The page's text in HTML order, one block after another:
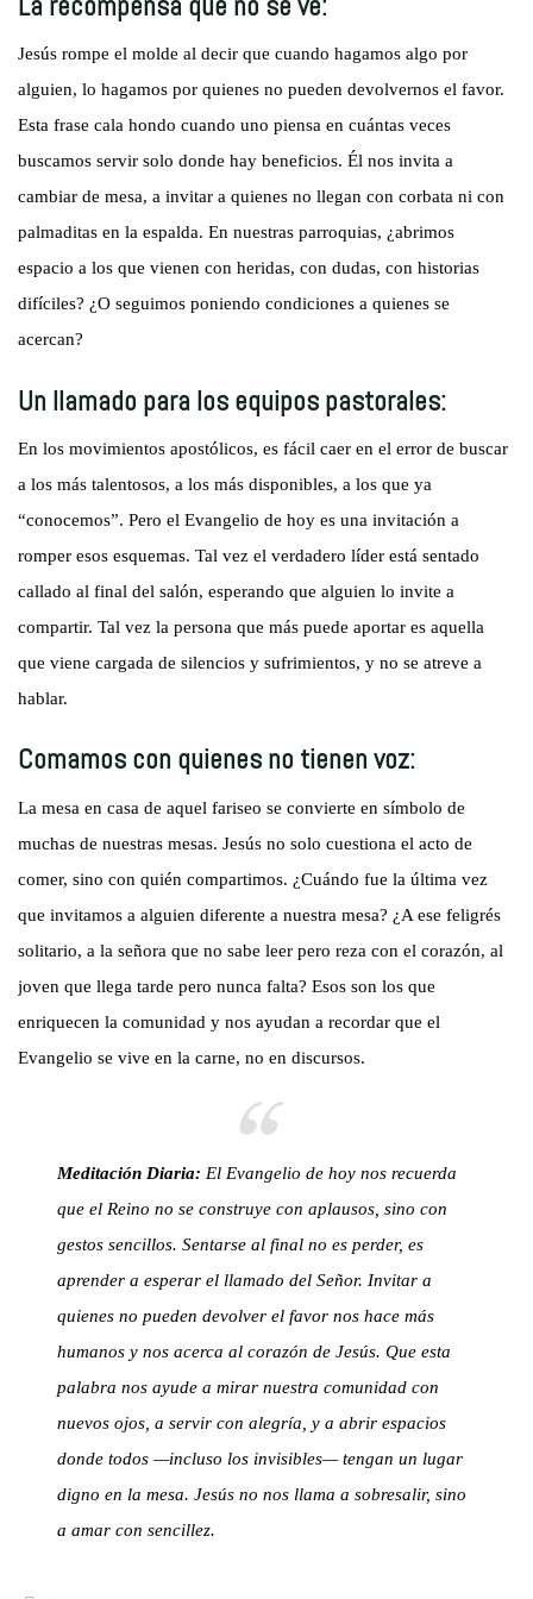
Jesús rompe el molde al decir que cuando hagamos algo por
alguien, lo hagamos por quienes no pueden devolvernos el favor.
Esta frase cala hondo cuando uno piensa en cuántas veces
buscamos servir solo donde hay beneficios. Él nos invita a
cambiar de mesa, a invitar a quienes no llegan con corbata ni con
palmaditas en la espalda. En nuestras parroquias, ¿abrimos
espacio a los que vienen con heridas, con dudas, con historias
difíciles? ¿O seguimos poniendo condiciones a quienes se
acercan?
Un llamado para los equipos pastorales:
En los movimientos apostólicos, es fácil caer en el error de buscar
a los más talentosos, a los más disponibles, a los que ya
“conocemos”. Pero el Evangelio de hoy es una invitación a
romper esos esquemas. Tal vez el verdadero líder está sentado
callado al final del salón, esperando que alguien lo invite a
compartir. Tal vez la persona que más puede aportar es aquella
que viene cargada de silencios y sufrimientos, y no se atreve a
hablar.
Comamos con quienes no tienen voz:
La mesa en casa de aquel fariseo se convierte en símbolo de
muchas de nuestras mesas. Jesús no solo cuestiona el acto de
comer, sino con quién compartimos. ¿Cuándo fue la última vez
que invitamos a alguien diferente a nuestra mesa? ¿A ese feligrés
solitario, a la señora que no sabe leer pero reza con el corazón, al
joven que llega tarde pero nunca falta? Esos son los que
enriquecen la comunidad y nos ayudan a recordar que el
Evangelio se vive en la carne, no en discursos.
Meditación Diaria: El Evangelio de hoy nos recuerda
que el Reino no se construye con aplausos, sino con
gestos sencillos. Sentarse al final no es perder, es
aprender a esperar el llamado del Señor. Invitar a
quienes no pueden devolver el favor nos hace más
humanos y nos acerca al corazón de Jesús. Que esta
palabra nos ayude a mirar nuestra comunidad con
nuevos ojos, a servir con alegría, y a abrir espacios
donde todos —incluso los invisibles— tengan un lugar
digno en la mesa. Jesús no nos llama a sobresalir, sino
a amar con sencillez.